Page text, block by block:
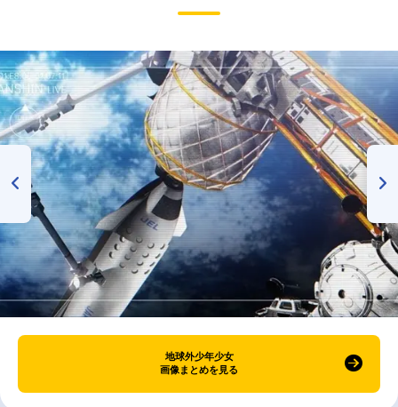
地球外少年少女
画像まとめを見る